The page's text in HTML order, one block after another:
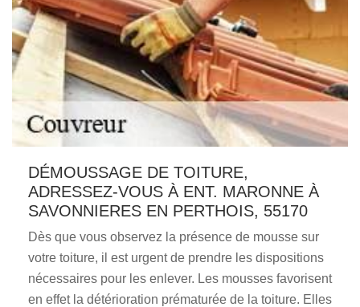
DÉMOUSSAGE DE TOITURE,
ADRESSEZ-VOUS À ENT. MARONNE À
SAVONNIERES EN PERTHOIS, 55170
Dès que vous observez la présence de mousse sur
votre toiture, il est urgent de prendre les dispositions
nécessaires pour les enlever. Les mousses favorisent
en effet la détérioration prématurée de la toiture. Elles